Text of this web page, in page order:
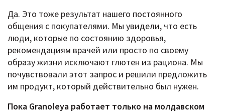
Да. Это тоже результат нашего постоянного
общения с покупателями. Мы увидели, что есть
люди, которые по состоянию здоровья,
рекомендациям врачей или просто по своему
образу жизни исключают глютен из рациона. Мы
почувствовали этот запрос и решили предложить
им продукт, который действительно был нужен.
Пока Granoleya работает только на молдавском